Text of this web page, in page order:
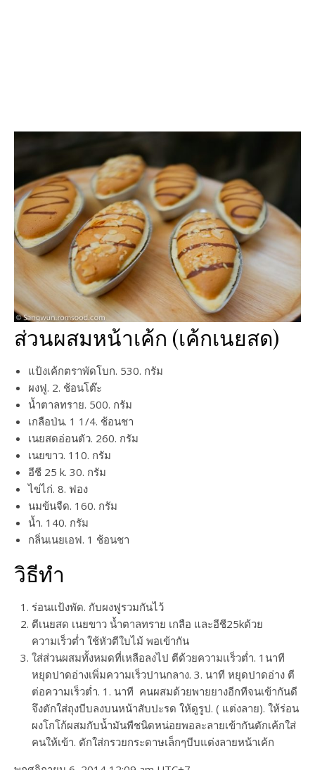
ส่วนผสมหน้าเค้ก (เค้กเนยสด)
แป้งเค้กตราพัดโบก. 530. กรัม
ผงฟู. 2. ช้อนโต๊ะ
น้ำตาลทราย. 500. กรัม
เกลือป่น. 1 1/4. ช้อนชา
เนยสดอ่อนตัว. 260. กรัม
เนยขาว. 110. กรัม
อีชี 25 k. 30. กรัม
ไข่ไก่. 8. ฟอง
นมข้นจืด. 160. กรัม
น้ำ. 140. กรัม
กลิ่นเนยเอฟ. 1 ช้อนชา
วิธีทำ
ร่อนแป้งพัด. กับผงฟูรวมกันไว้
ตีเนยสด เนยขาว น้ำตาลทราย เกลือ และอีชี25kด้วย
ความเร็วต่ำ ใช้หัวตีใบไม้ พอเข้ากัน
ใส่ส่วนผสมทั้งหมดที่เหลือลงไป ตีด้วยความเเร็วต่ำ. 1นาที
หยุดปาดอ่างเพิ่มความเร็วปานกลาง. 3. นาที หยุดปาดอ่าง ตี
ต่อความเร็วต่ำ. 1. นาที คนผสมด้วยพายยางอีกทีจนเข้ากันดี
จึงตักใส่ถุงบีบลงบนหน้าสับปะรด ให้ดูรูป. ( แต่งลาย). ให้ร่อน
ผงโกโก้ผสมกับน้ำมันพืชนิดหน่อยพอละลายเข้ากันตักเค้กใส่
คนให้เข้า. ตักใส่กรวยกระดาษเล็กๆบีบแต่งลายหน้าเค้ก